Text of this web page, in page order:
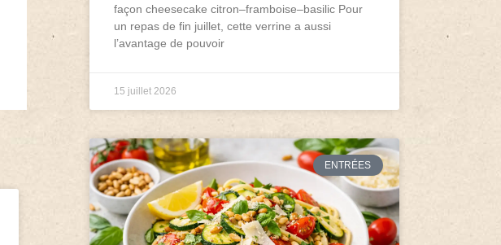
façon cheesecake citron–framboise–basilic Pour
un repas de fin juillet, cette verrine a aussi
l’avantage de pouvoir
15 juillet 2026
ENTRÉES